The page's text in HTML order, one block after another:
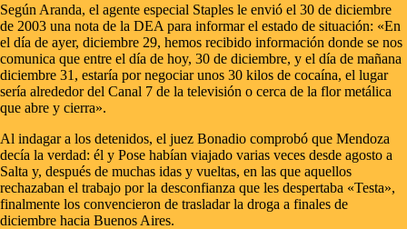
Según Aranda, el agente especial Staples le envió el 30 de diciembre
de 2003 una nota de la DEA para informar el estado de situación: «En
el día de ayer, diciembre 29, hemos recibido información donde se nos
comunica que entre el día de hoy, 30 de diciembre, y el día de mañana
diciembre 31, estaría por negociar unos 30 kilos de cocaína, el lugar
sería alrededor del Canal 7 de la televisión o cerca de la flor metálica
que abre y cierra».
Al indagar a los detenidos, el juez Bonadio comprobó que Mendoza
decía la verdad: él y Pose habían viajado varias veces desde agosto a
Salta y, después de muchas idas y vueltas, en las que aquellos
rechazaban el trabajo por la desconfianza que les despertaba «Testa»,
finalmente los convencieron de trasladar la droga a finales de
diciembre hacia Buenos Aires.